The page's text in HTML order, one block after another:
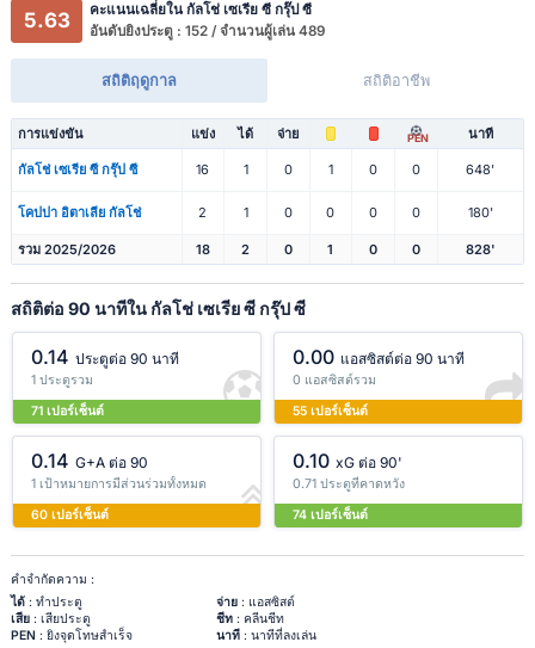
5.63
คะแนนเฉลี่ยใน กัลโช่ เซเรีย ซี กรุ๊ป ซี
อันดับยิงประตู : 152 / จำนวนผู้เล่น 489
สถิติฤดูกาล สถิติอาชีพ
การแข่งขัน แข่ง ได้ จ่าย PEN นาที
กัลโช่ เซเรีย ซี กรุ๊ป ซี 16 1 0 1 0 0 648'
โคปปา อิตาเลีย กัลโช่ 2 1 0 0 0 0 180'
รวม 2025/2026 18 2 0 1 0 0 828'
สถิติต่อ 90 นาทีใน กัลโช่ เซเรีย ซี กรุ๊ป ซี
0.14 ประตูต่อ 90 นาที
1 ประตูรวม
71 เปอร์เซ็นต์
0.00 แอสซิสต์ต่อ 90 นาที
0 แอสซิสต์รวม
55 เปอร์เซ็นต์
0.14 G+A ต่อ 90
1 เป้าหมายการมีส่วนร่วมทั้งหมด
60 เปอร์เซ็นต์
0.10 xG ต่อ 90'
0.71 ประตูที่คาดหวัง
74 เปอร์เซ็นต์
คำจำกัดความ :
ได้: ทำประตู จ่าย: แอสซิสต์
เสีย: เสียประตู ชีท: คลีนชีท
PEN: ยิงจุดโทษสำเร็จ นาที: นาทีที่ลงเล่น